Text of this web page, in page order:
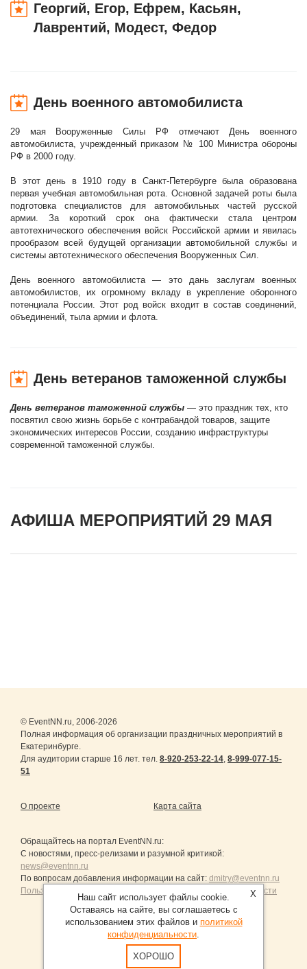
Георгий, Егор, Ефрем, Касьян,
Лаврентий, Модест, Федор
День военного автомобилиста
29 мая Вооруженные Силы РФ отмечают День военного
автомобилиста, учрежденный приказом № 100 Министра обороны
РФ в 2000 году.
В этот день в 1910 году в Санкт-Петербурге была образована
первая учебная автомобильная рота. Основной задачей роты была
подготовка специалистов для автомобильных частей русской
армии. За короткий срок она фактически стала центром
автотехнического обеспечения войск Российской армии и явилась
прообразом всей будущей организации автомобильной службы и
системы автотехнического обеспечения Вооруженных Сил.
День военного автомобилиста — это дань заслугам военных
автомобилистов, их огромному вкладу в укрепление оборонного
потенциала России. Этот род войск входит в состав соединений,
объединений, тыла армии и флота.
День ветеранов таможенной службы
День ветеранов таможенной службы — это праздник тех, кто
посвятил свою жизнь борьбе с контрабандой товаров, защите
экономических интересов России, созданию инфраструктуры
современной таможенной службы.
АФИША МЕРОПРИЯТИЙ 29 МАЯ
© EventNN.ru, 2006-2026
Полная информация об организации праздничных мероприятий в
Екатеринбурге.
Для аудитории старше 16 лет. тел. 8-920-253-22-14, 8-999-077-15-
51
О проекте Карта сайта
Обращайтесь на портал EventNN.ru:
С новостями, пресс-релизами и разумной критикой:
news@eventnn.ru
По вопросам добавления информации на сайт: dmitry@eventnn.ru
Пользовательское Соглашение и политика конфиденциальности
Продвижение сайтов Санкт-Петербург
X
Наш сайт использует файлы cookie.
Оставаясь на сайте, вы соглашаетесь с
использованием этих файлов и политикой
конфиденциальности.
ХОРОШО